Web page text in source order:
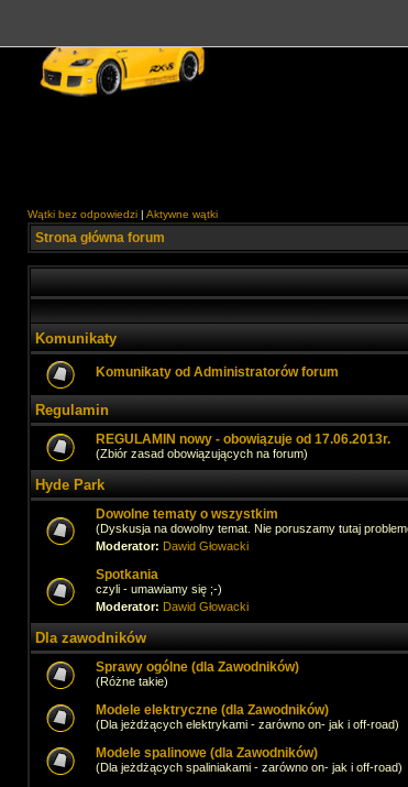
Wątki bez odpowiedzi | Aktywne wątki
Strona główna forum
Komunikaty
Komunikaty od Administratorów forum
Regulamin
REGULAMIN nowy - obowiązuje od 17.06.2013r.
(Zbiór zasad obowiązujących na forum)
Hyde Park
Dowolne tematy o wszystkim
(Dyskusja na dowolny temat. Nie poruszamy tutaj
Moderator: Dawid Głowacki
Spotkania
czyli - umawiamy się ;-)
Moderator: Dawid Głowacki
Dla zawodników
Sprawy ogólne (dla Zawodników)
(Różne takie)
Modele elektryczne (dla Zawodników)
(Dla jeżdżących elektrykami - zarówno on- jak i off-road)
Modele spalinowe (dla Zawodników)
(Dla jeżdżących spaliniakami - zarówno on- jak i off-road)